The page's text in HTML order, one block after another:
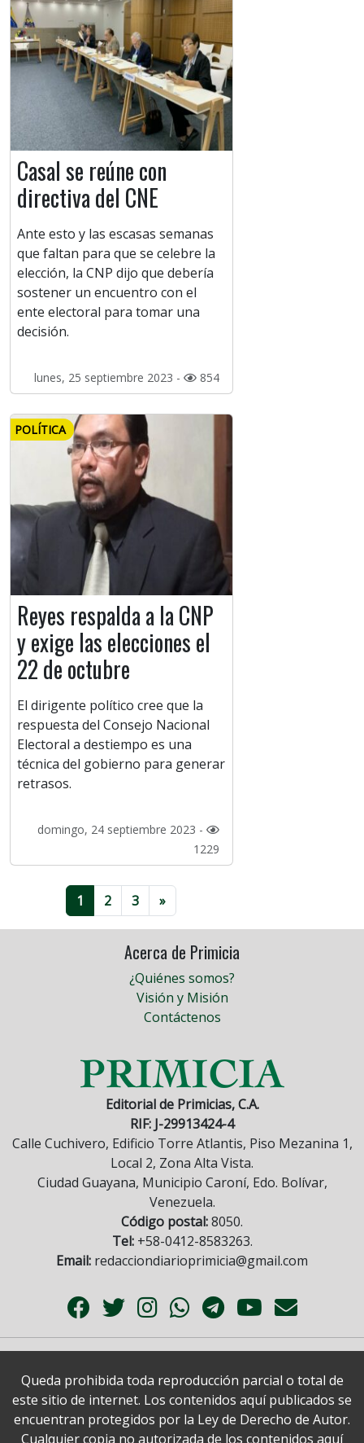
Casal se reúne con
directiva del CNE
Ante esto y las escasas semanas
que faltan para que se celebre la
elección, la CNP dijo que debería
sostener un encuentro con el
ente electoral para tomar una
decisión.
lunes, 25 septiembre 2023 - 854
POLÍTICA
Reyes respalda a la CNP
y exige las elecciones el
22 de octubre
El dirigente político cree que la
respuesta del Consejo Nacional
Electoral a destiempo es una
técnica del gobierno para generar
retrasos.
domingo, 24 septiembre 2023 -
1229
1 2 3 »
Acerca de Primicia
¿Quiénes somos?
Visión y Misión
Contáctenos
Editorial de Primicias, C.A.
RIF: J-29913424-4
Calle Cuchivero, Edificio Torre Atlantis, Piso Mezanina 1,
Local 2, Zona Alta Vista.
Ciudad Guayana, Municipio Caroní, Edo. Bolívar,
Venezuela.
Código postal:8050.
Tel:+58-0412-8583263.
Email: redacciondiarioprimicia@gmail.com
Queda prohibida toda reproducción parcial o total de
este sitio de internet. Los contenidos aquí publicados se
encuentran protegidos por la Ley de Derecho de Autor.
Cualquier copia no autorizada de los contenidos aquí